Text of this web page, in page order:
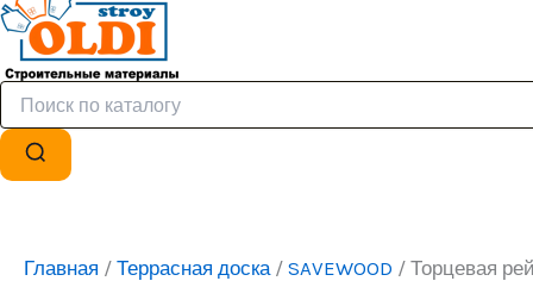
Главная / Террасная доска/ SAVEWOOD / Торцевая